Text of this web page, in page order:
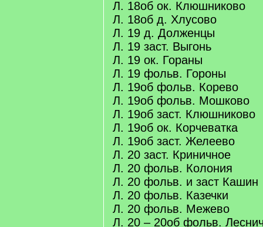
Л. 18об ок. Клюшниково
Л. 18об д. Хлусово
Л. 19 д. Долженцы
Л. 19 заст. Выгонь
Л. 19 ок. Гораны
Л. 19 фольв. Гороны
Л. 19об фольв. Корево
Л. 19об фольв. Мошково
Л. 19об заст. Клюшниково
Л. 19об ок. Корчеватка
Л. 19об заст. Желеево
Л. 20 заст. Криничное
Л. 20 фольв. Колония
Л. 20 фольв. и заст Кашин
Л. 20 фольв. Казечки
Л. 20 фольв. Межево
Л. 20 – 20об фольв.